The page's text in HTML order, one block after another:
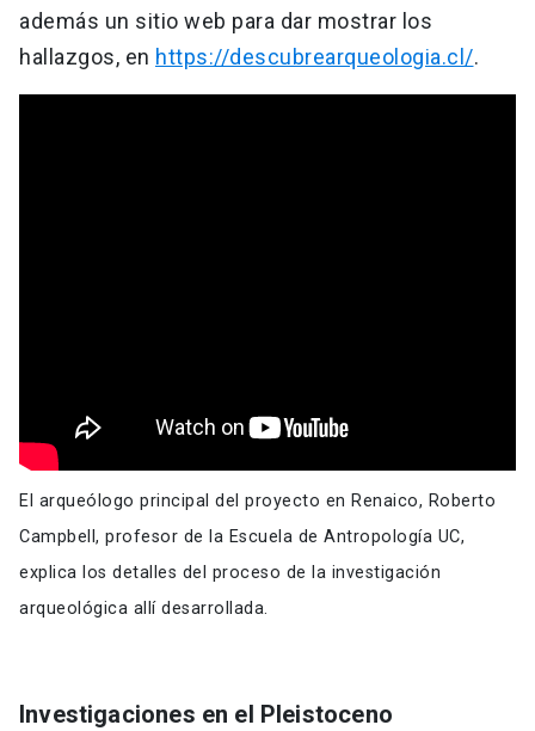
además un sitio web para dar mostrar los
hallazgos, en https://descubrearqueologia.cl/.
El arqueólogo principal del proyecto en Renaico, Roberto
Campbell, profesor de la Escuela de Antropología UC,
explica los detalles del proceso de la investigación
arqueológica allí desarrollada.
Investigaciones en el Pleistoceno